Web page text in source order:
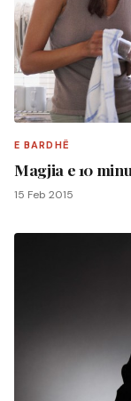
E BARDHË
Magjia e 10
15 Feb 2015